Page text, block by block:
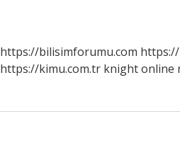
https://bilisimforumu.com
https://kimu.com.tr knight online